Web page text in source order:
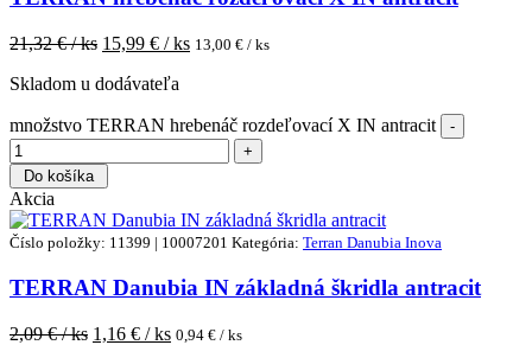
21,32€ / ks 15,99 € / ks 13,00 € / ks
Skladom u dodávateľa
množstvo TERRAN hrebenáč rozdeľovací X IN antracit
Do košíka
Akcia
Číslo položky: 11399 | 10007201 Kategória: Terran Danubia Inova
TERRAN Danubia IN základná škridla antracit
2,09€ / ks 1,16 € / ks 0,94 € / ks